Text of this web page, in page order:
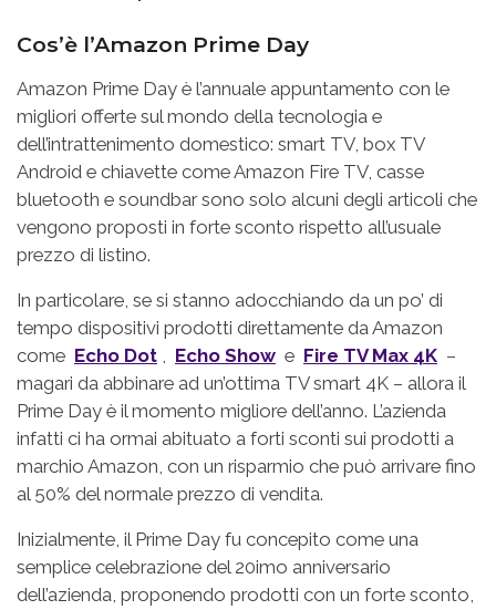
Cos’è l’Amazon Prime Day
Amazon Prime Day è l’annuale appuntamento con le
migliori offerte sul mondo della tecnologia e
dell’intrattenimento domestico: smart TV, box TV
Android e chiavette come Amazon Fire TV, casse
bluetooth e soundbar sono solo alcuni degli articoli che
vengono proposti in forte sconto rispetto all’usuale
prezzo di listino.
In particolare, se si stanno adocchiando da un po’ di
tempo dispositivi prodotti direttamente da Amazon
come Echo Dot , Echo Show e Fire TV Max 4K –
magari da abbinare ad un’ottima TV smart 4K – allora il
Prime Day è il momento migliore dell’anno. L’azienda
infatti ci ha ormai abituato a forti sconti sui prodotti a
marchio Amazon, con un risparmio che può arrivare fino
al 50% del normale prezzo di vendita.
Inizialmente, il Prime Day fu concepito come una
semplice celebrazione del 20imo anniversario
dell’azienda, proponendo prodotti con un forte sconto,